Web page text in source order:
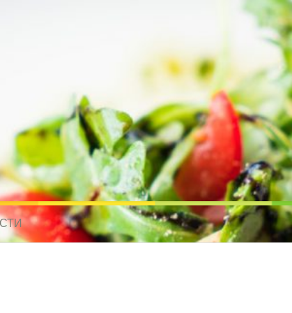
рецепты для всех
РЕЦЕПТЫ ДЛЯ МУЛЬТИВАРКИ. РЕЦЕПТЫ ДЛЯ